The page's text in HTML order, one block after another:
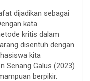
dijadikan sebagai
kata
kritis dalam
disentuh dengan
kita
Senang Galus (2023)
berpikir.